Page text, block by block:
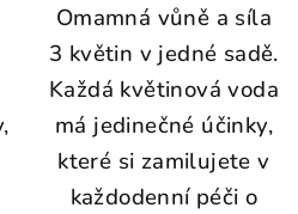
Omamná vůně a síla
3 květin v jedné sadě.
Každá květinová voda
má jedinečné účinky,
které si zamilujete v
každodenní péči o